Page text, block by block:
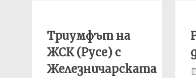
Триумфът на
ЖСК (Русе) с
Железничарската